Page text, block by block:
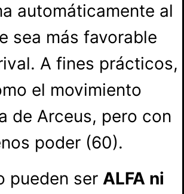
automáticamente al
sea más favorable
A fines prácticos,
el movimiento
de Arceus, pero con
poder (60).
pueden ser ALFA ni